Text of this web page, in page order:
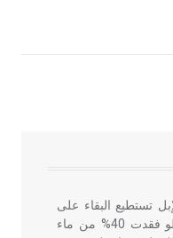
نوع من الفنون
بالعمارة الإسلامية
خاصة، حيث يحرص
تستطيع البقاء على
قيد الحياة حتى لو فقدت 40% من ماء